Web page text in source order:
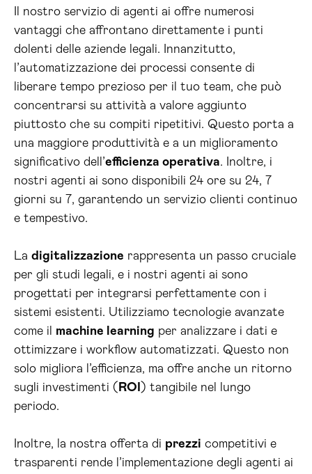
Il nostro servizio di agenti ai offre numerosi
vantaggi che affrontano direttamente i punti
dolenti delle aziende legali. Innanzitutto,
l’automatizzazione dei processi consente di
liberare tempo prezioso per il tuo team, che può
concentrarsi su attività a valore aggiunto
piuttosto che su compiti ripetitivi. Questo porta a
una maggiore produttività e a un miglioramento
significativo dell’efficienza operativa. Inoltre, i
nostri agenti ai sono disponibili 24 ore su 24, 7
giorni su 7, garantendo un servizio clienti continuo
e tempestivo.
La digitalizzazione rappresenta un passo cruciale
per gli studi legali, e i nostri agenti ai sono
progettati per integrarsi perfettamente con i
sistemi esistenti. Utilizziamo tecnologie avanzate
come il machine learning per analizzare i dati e
ottimizzare i workflow automatizzati. Questo non
solo migliora l’efficienza, ma offre anche un ritorno
sugli investimenti ( ROI ) tangibile nel lungo
periodo.
Inoltre, la nostra offerta di prezzi competitivi e
trasparenti rende l’implementazione degli agenti ai